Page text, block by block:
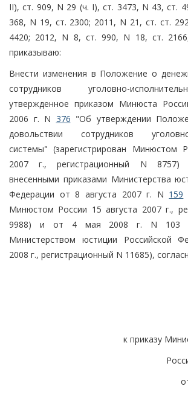
II), ст. 909, N 29 (ч. I), ст. 3473, N 43, ст.
368, N 19, ст. 2300; 2011, N 21, ст. ст.
4420; 2012, N 8, ст. 990, N 18, ст.
приказываю:
Внести изменения в Положение о
сотрудников уголовно-
утвержденное приказом Минюста
2006 г. N 376 "Об утверждении
довольствии сотрудников уголовно-
системы" (зарегистрирован Минюстом
2007 г., регистрационный N 8757)
внесенными приказами Министерства
Федерации от 8 августа 2007 г. N 159
Минюстом России 15 августа 2007 г.,
9988) и от 4 мая 2008 г. N 103
Министерством юстиции Российской
2008 г., регистрационный N 11685),
к приказу